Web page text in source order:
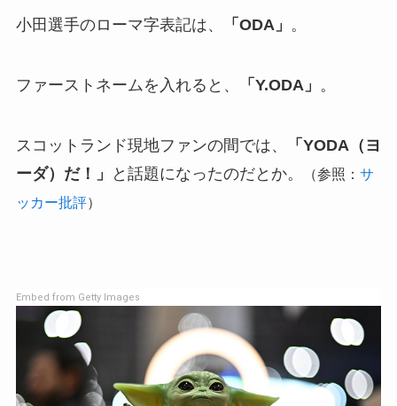
小田選手のローマ字表記は、 「ODA」 。
ファーストネームを入れると、 「Y.ODA」 。
スコットランド現地ファンの間では、
「YODA（ヨ
ーダ）だ！」
と話題になったのだとか。 （参照： サ
ッカー批評）
Embed from Getty Images